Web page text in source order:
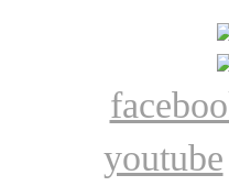
youtube